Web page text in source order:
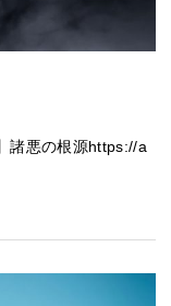
諸悪の根源https://a